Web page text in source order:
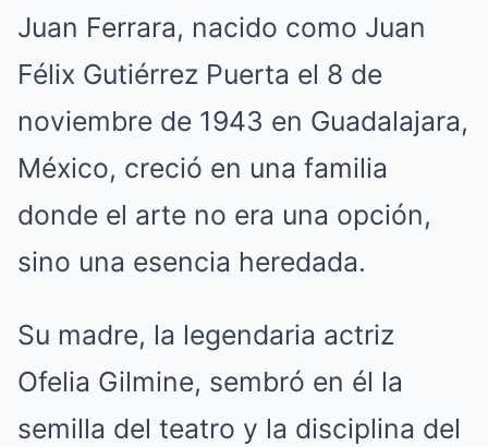
Juan Ferrara, nacido como Juan
Félix Gutiérrez Puerta el 8 de
noviembre de 1943 en Guadalajara,
México, creció en una familia
donde el arte no era una opción,
sino una esencia heredada.
Su madre, la legendaria actriz
Ofelia Gilmine, sembró en él la
semilla del teatro y la disciplina del